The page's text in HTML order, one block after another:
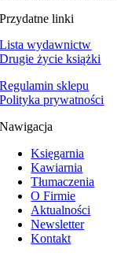
Przydatne linki
Lista wydawnictw
Drugie życie książki
Regulamin sklepu
Polityka prywatności
Nawigacja
Księgarnia
Kawiarnia
Tłumaczenia
O Firmie
Aktualności
Newsletter
Kontakt